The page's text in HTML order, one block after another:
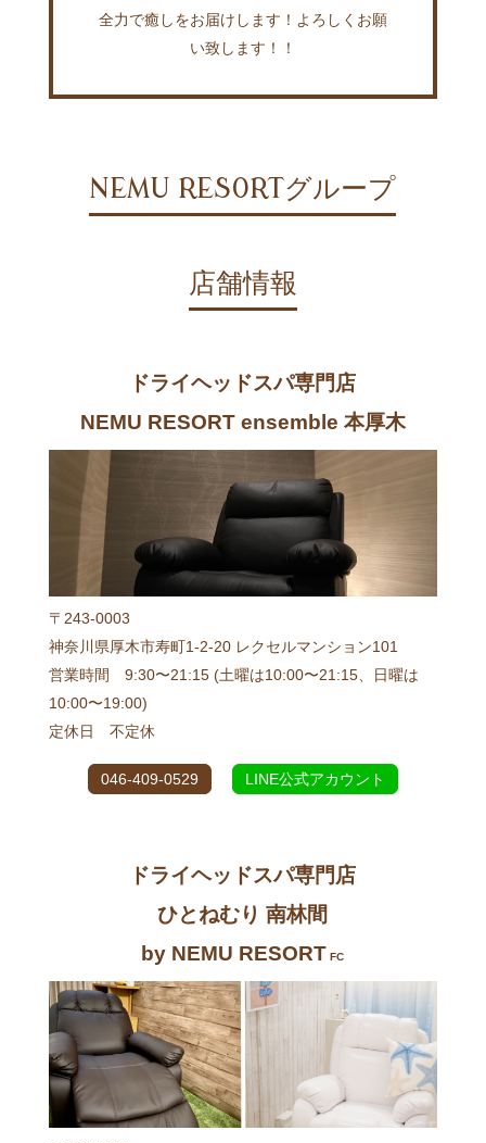
全力で癒しをお届けします！よろしくお願
い致します！！
NEMU RESORTグループ
店舗情報
ドライヘッドスパ専門店
NEMU RESORT ensemble 本厚木
〒243-0003
神奈川県厚木市寿町1-2-20 レクセルマンション101
営業時間 9:30〜21:15 (土曜は10:00〜21:15、日曜は
10:00〜19:00)
定休日 不定休
046-409-0529 LINE公式アカウント
ドライヘッドスパ専門店
ひとねむり 南林間
by NEMU RESORT FC